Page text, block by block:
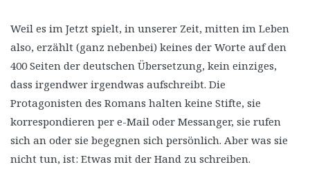
Weil es im Jetzt spielt, in unserer Zeit, mitten im Leben
also, erzählt (ganz nebenbei) keines der Worte auf den
400 Seiten der deutschen Übersetzung, kein einziges,
dass irgendwer irgendwas aufschreibt. Die
Protagonisten des Romans halten keine Stifte, sie
korrespondieren per e-Mail oder Messanger, sie rufen
sich an oder sie begegnen sich persönlich. Aber was sie
nicht tun, ist: Etwas mit der Hand zu schreiben.